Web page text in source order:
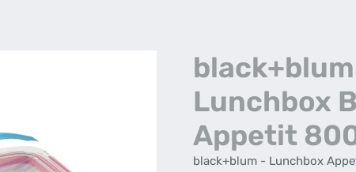
Lunchbox
Appetit
black+blum - Lunchbox